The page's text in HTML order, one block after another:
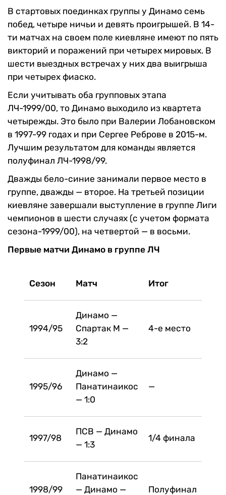
В стартовых поединках группы у Динамо семь
побед, четыре ничьи и девять проигрышей. В 14-
ти матчах на своем поле киевляне имеют по пять
викторий и поражений при четырех мировых. В
шести выездных встречах у них два выигрыша
при четырех фиаско.
Если учитывать оба групповых этапа
ЛЧ-1999/00, то Динамо выходило из квартета
четырежды. Это было при Валерии Лобановском
в 1997-99 годах и при Сергее Реброве в 2015-м.
Лучшим результатом для команды является
полуфинал ЛЧ-1998/99.
Дважды бело-синие занимали первое место в
группе, дважды — второе. На третьей позиции
киевляне завершали выступление в группе Лиги
чемпионов в шести случаях (с учетом формата
сезона-1999/00), на четвертой — в восьми.
Первые матчи Динамо в группе ЛЧ
Сезон Матч Итог
1994/95
Динамо —
Спартак М —
3:2
4-е место
1995/96
Динамо —
Панатинаикос
— 1:0
—
1997/98
ПСВ — Динамо
— 1:3
1/4 финала
1998/99
Панатинаикос
— Динамо —
Полуфинал